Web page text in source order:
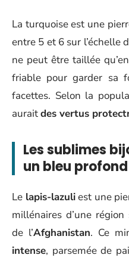
La turquoise est une
entre 5 et 6 sur l’échelle
ne peut être taillée
friable pour garder sa
facettes. Selon la
auraitdes vertus
Les sublimes
un bleu
Le lapis-lazuliest une
millénaires d’une
de l’Afghanistan. Ce
intense, parsemée de